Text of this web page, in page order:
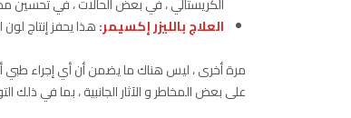
العلاج بالليزر إكسيمر:هذا يحفز إنتاج
مرة أخرى ، ليس هناك ما يضمن أن أي إجراء طبي
على بعض المخاطر و الآثار الجانبية ، بما في ذلك